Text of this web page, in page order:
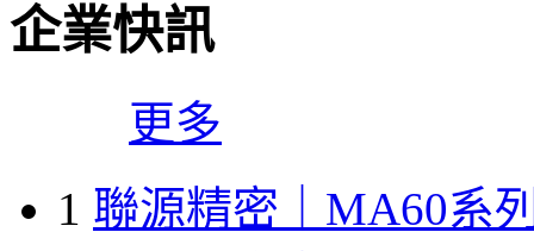
企業快訊
更多
1 聯源精密｜MA60系